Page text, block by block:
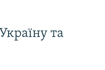
та